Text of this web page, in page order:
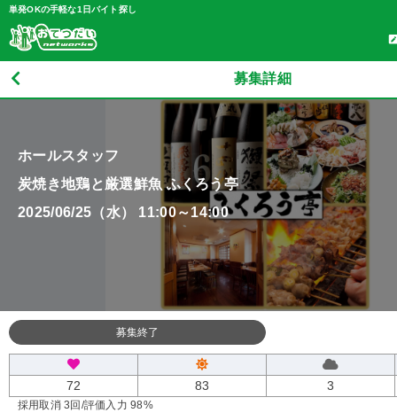
単発OKの手軽な1日バイト探し
募集詳細
ホールスタッフ
炭焼き地鶏と厳選鮮魚 ふくろう亭
2025/06/25（水） 11:00～14:00
募集終了
72 83 3
採用取消 3回 /評価入力 98%